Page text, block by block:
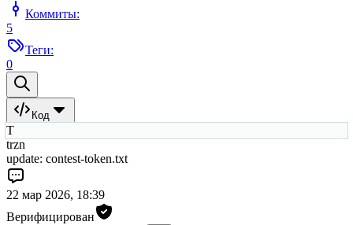
Коммиты:
5
Теги:
0
Код
T
trzn
update: contest-token.txt
22 мар 2026, 18:39
Верифицирован